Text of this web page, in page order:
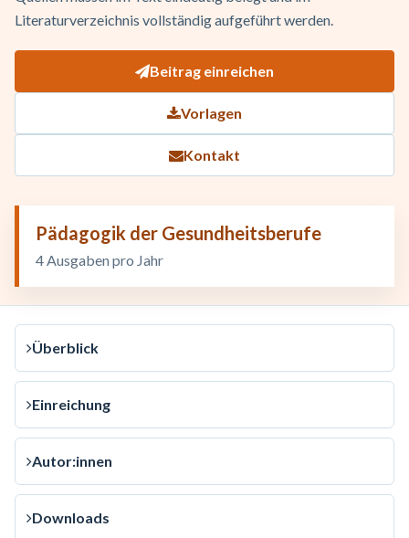
Literaturverzeichnis vollständig aufgeführt werden.
Beitrag einreichen
Vorlagen
Kontakt
Pädagogik der Gesundheitsberufe
4 Ausgaben pro Jahr
Überblick
Einreichung
Autor:innen
Downloads